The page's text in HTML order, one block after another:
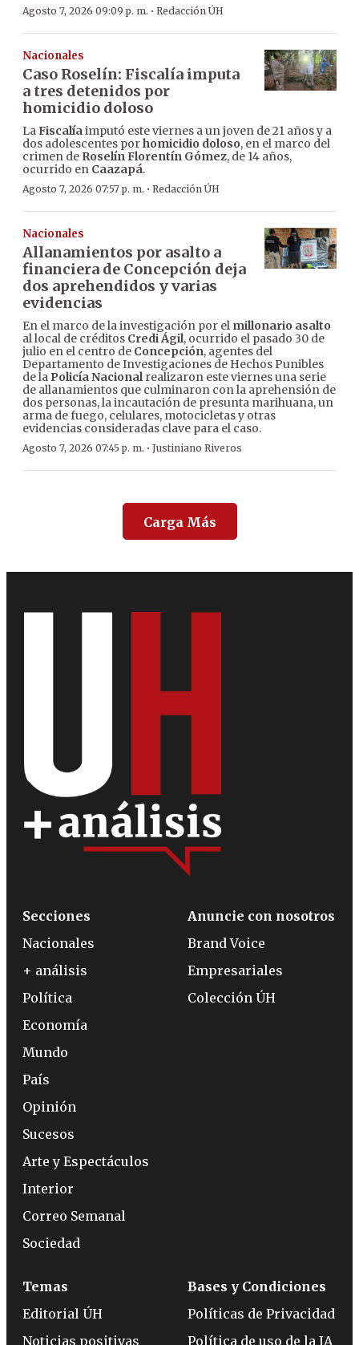
Agosto 7, 2026 09:09 p. m. · Redacción ÚH
Nacionales
Caso Roselín: Fiscalía imputa
a tres detenidos por
homicidio doloso
LaFiscalíaimputó este viernes a un joven de 21 años y a
dos adolescentes porhomicidio doloso, en el marco del
crimen de Roselín Florentín Gómez, de 14 años,
ocurrido en Caazapá.
Agosto 7, 2026 07:57 p. m. · Redacción ÚH
Nacionales
Allanamientos por asalto a
financiera de Concepción deja
dos aprehendidos y varias
evidencias
En el marco de la investigación por el millonario asalto
al local de créditos Credi Ágil, ocurrido el pasado 30 de
julio en el centro de Concepción, agentes del
Departamento de Investigaciones de Hechos Punibles
de la Policía Nacionalrealizaron este viernes una serie
de allanamientos que culminaron con la aprehensión de
dos personas, la incautación de presunta marihuana, un
arma de fuego, celulares, motocicletas y otras
evidencias consideradas clave para el caso.
Agosto 7, 2026 07:45 p. m. · Justiniano Riveros
Carga Más
Secciones
Nacionales
+ análisis
Política
Economía
Mundo
País
Opinión
Sucesos
Arte y Espectáculos
Interior
Correo Semanal
Sociedad
Anuncie con nosotros
Brand Voice
Empresariales
Colección ÚH
Temas
Editorial ÚH
Noticias positivas
Bases y Condiciones
Políticas de Privacidad
Política de uso de la IA